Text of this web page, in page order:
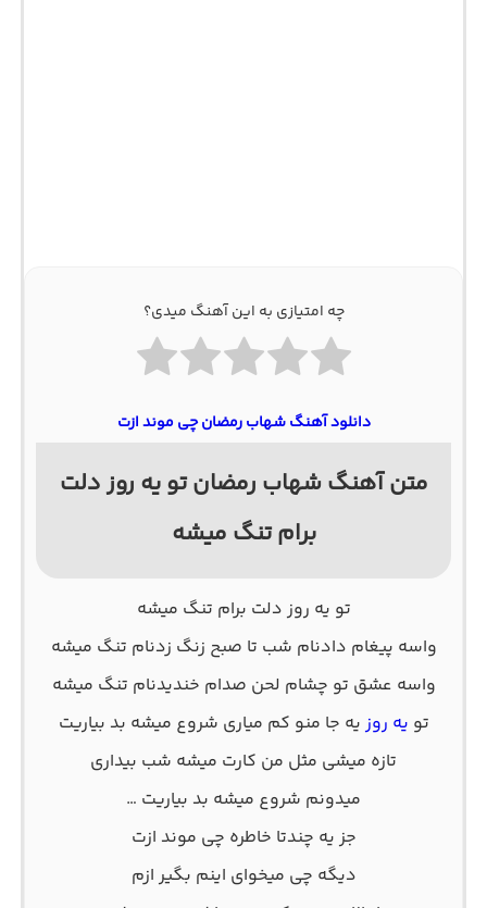
چه امتیازی به این آهنگ میدی؟
دانلود آهنگ شهاب رمضان چی موند ازت
متن آهنگ شهاب رمضان تو یه روز دلت
برام تنگ میشه
تو یه روز دلت برام تنگ میشه
واسه پیغام دادنام شب تا صبح زنگ زدنام تنگ میشه
واسه عشق تو چشام لحن صدام خندیدنام تنگ میشه
تو یه روز یه جا منو کم میاری شروع میشه بد بیاریت
تازه میشی مثل من کارت میشه شب بیداری
میدونم شروع میشه بد بیاریت …
جز یه چندتا خاطره چی موند ازت
دیگه چی میخوای اینم بگیر ازم